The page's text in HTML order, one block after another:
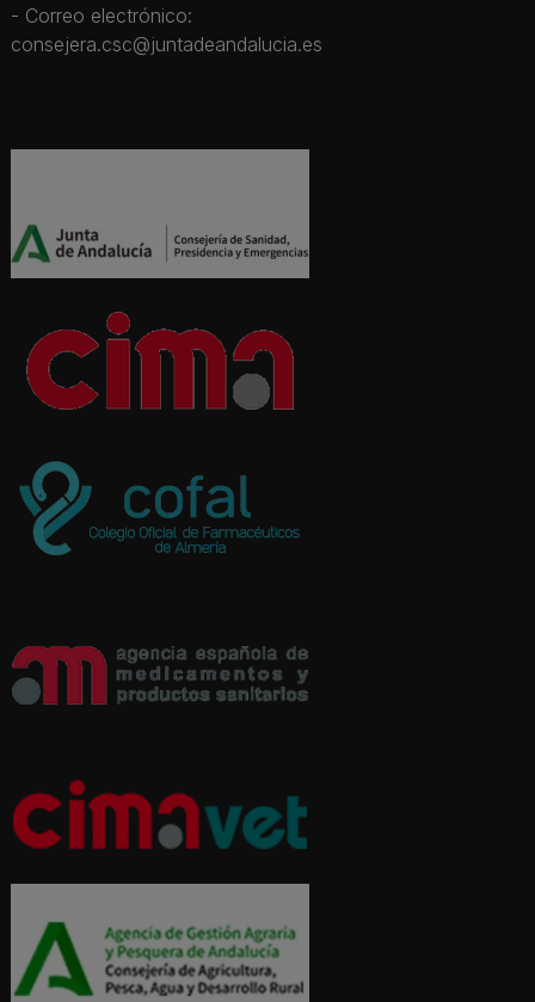
- Correo electrónico:
consejera.csc@juntadeandalucia.es